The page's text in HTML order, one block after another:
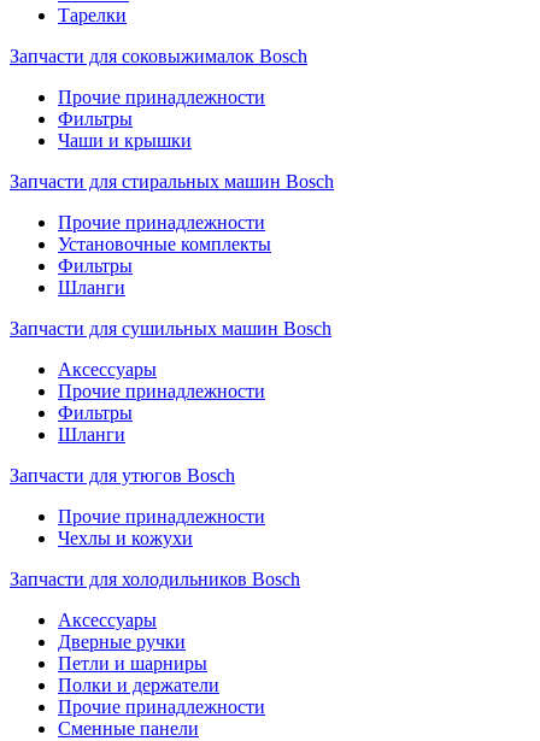
Тарелки
Запчасти для соковыжималок Bosch
Прочие принадлежности
Фильтры
Чаши и крышки
Запчасти для стиральных машин Bosch
Прочие принадлежности
Установочные комплекты
Фильтры
Шланги
Запчасти для сушильных машин Bosch
Аксессуары
Прочие принадлежности
Фильтры
Шланги
Запчасти для утюгов Bosch
Прочие принадлежности
Чехлы и кожухи
Запчасти для холодильников Bosch
Аксессуары
Дверные ручки
Петли и шарниры
Полки и держатели
Прочие принадлежности
Сменные панели